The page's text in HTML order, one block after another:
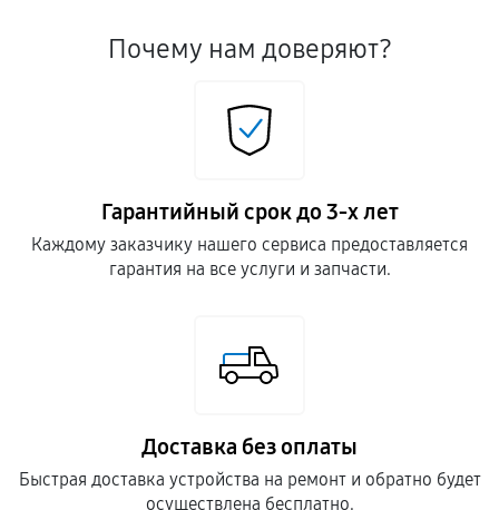
Почему нам доверяют?
Гарантийный срок до 3-х лет
Каждому заказчику нашего сервиса предоставляется
гарантия на все услуги и запчасти.
Доставка без оплаты
Быстрая доставка устройства на ремонт и обратно будет
осуществлена бесплатно.